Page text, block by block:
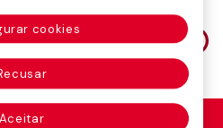
em
cookies
Aceitar